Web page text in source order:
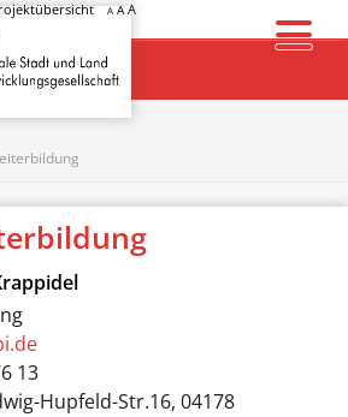
A AA
13
Hupfeld-Str.16, 04178